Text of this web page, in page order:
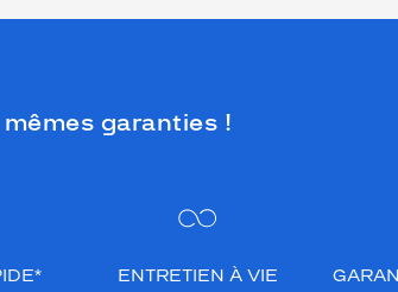
garanties !
ENTRETIEN À VIE